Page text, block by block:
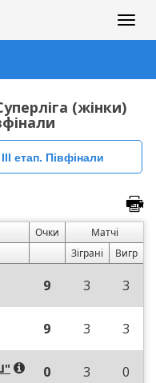
(жінки)
етап. Півфінали
Очки
Матчі
Зіграні
Вигр
9 3 3
9 3 3
0 3 0